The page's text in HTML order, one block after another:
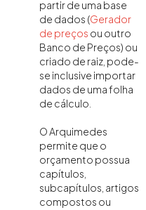
partir de uma base
de dados (Gerador
de preços ou outro
Banco de Preços) ou
criado de raiz, pode-
se inclusive importar
dados de uma folha
de cálculo.
O Arquimedes
permite que o
orçamento possua
capítulos,
subcapítulos, artigos
compostos ou